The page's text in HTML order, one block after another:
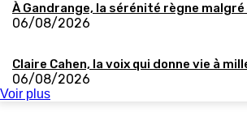
À Gandrange, la sérénité règne
06/08/2026
Claire Cahen, la voix qui donne vie à
06/08/2026
Voir plus